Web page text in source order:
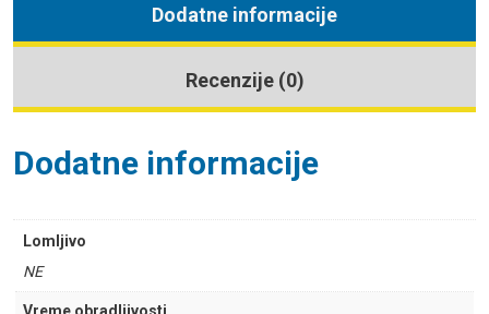
Dodatne informacije
Recenzije (0)
Dodatne informacije
Lomljivo
NE